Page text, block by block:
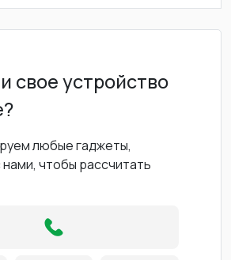
свое устройство
любые гаджеты,
чтобы рассчитать